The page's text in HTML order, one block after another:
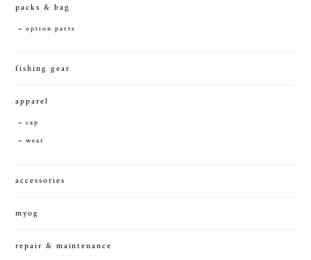
packs & bag
option parts
fishing gear
apparel
cap
wear
accessories
myog
repair & maintenance